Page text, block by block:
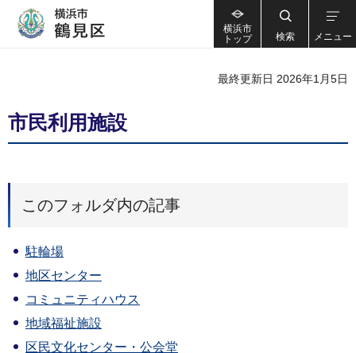
横浜市
トップ
検索 メニュー
最終更新日 2026年1月5日
市民利用施設
このフォルダ内の記事
駐輪場
地区センター
コミュニティハウス
地域福祉施設
区民文化センター・公会堂